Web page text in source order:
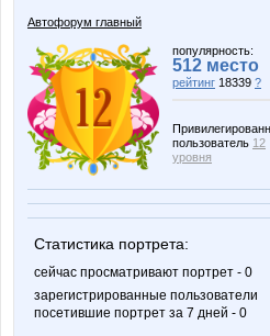
Автофорум главный
популярность:
512 место
рейтинг 18339 ?
пользователь 12
уровня
Статистика портрета:
сейчас просматривают портрет - 0
зарегистрированные пользователи
посетившие портрет за 7 дней - 0